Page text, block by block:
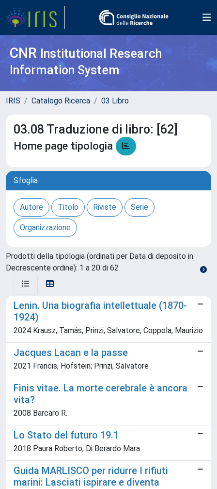
CNR Institutional Research
Information System
IRIS Catalogo Ricerca 03 Libro
03.08 Traduzione di libro: [62]
Home page tipologia
Sfoglia
Prodotti della tipologia (ordinati per Data di deposito in
Decrescente ordine): 1 a 20 di 62
Lenin. Una biografia intellettuale (1870-
1924)
2024 Krausz, Tamás; Prinzi, Salvatore; Coppola, Maurizio
Jacques Lacan e la passe
2021 Francis, Hofstein; Prinzi, Salvatore
Finis vitae. La morte cerebrale è ancora
vita?
2008 Barcaro R.
Lo Stato del futuro 19.1
2018 Paura Roberto; Di Berardo Mara
Guida MARLISCO per ridurre I rifiuti
marini: Lasciati ispirare e diventa